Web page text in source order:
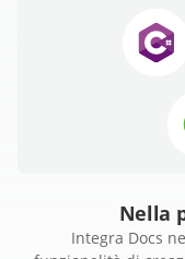
Nella
Integra Docs